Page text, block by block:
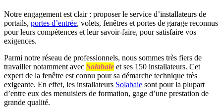
Notre engagement est clair : proposer le service d’installateurs de
portails, portes d’entrée, volets, fenêtres et portes de garage reconnus
pour leurs compétences et leur savoir-faire, pour satisfaire vos
exigences.
Parmi notre réseau de professionnels, nous sommes très fiers de
travailler notamment avec Solabaie et ses 150 installateurs. Cet
expert de la fenêtre est connu pour sa démarche technique très
exigeante. En effet, les installateurs Solabaie sont pour la plupart
d’entre eux des menuisiers de formation, gage d’une prestation de
grande qualité.